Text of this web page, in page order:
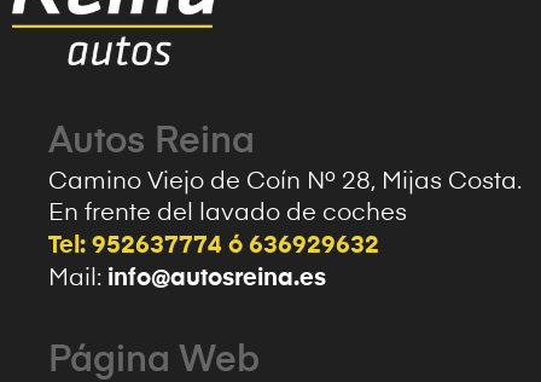
Autos Reina
Camino Viejo de Coín Nº 28, Mijas Costa.
En frente del lavado de coches
Tel: 952637774 ó 636929632
Mail: info@autosreina.es
Página Web